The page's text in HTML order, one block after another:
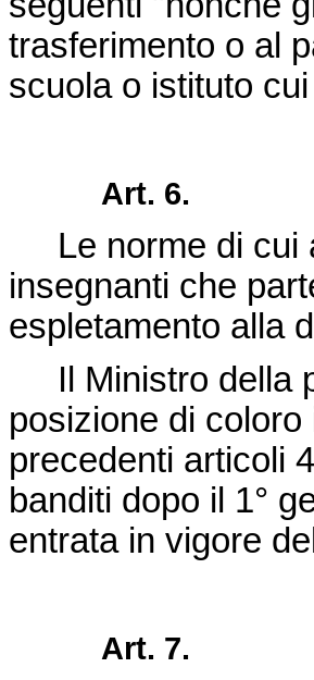
trasferimento o al
scuola o istituto
Art. 6.
Le norme di cui
insegnanti che
espletamento alla
Il Ministro della
posizione di
precedenti articoli
banditi dopo il 1°
entrata in vigore
Art. 7.